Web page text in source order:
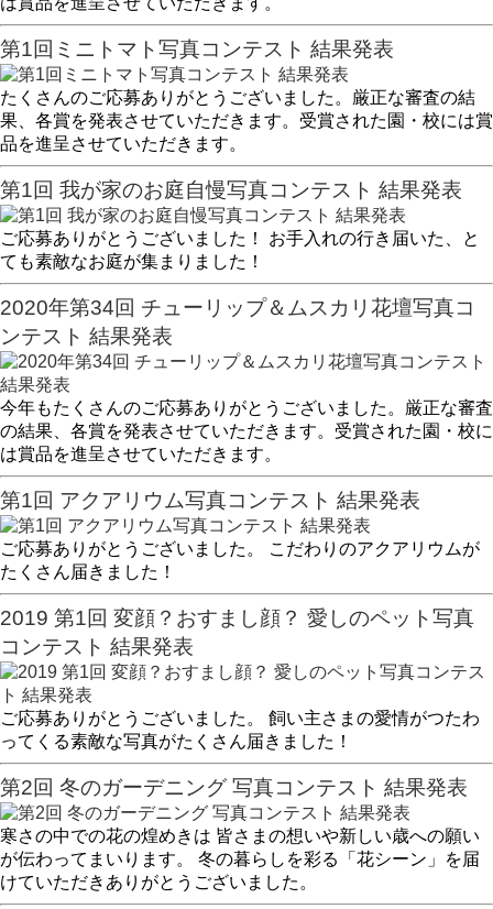
第1回ミニトマト写真コンテスト 結果発表
たくさんのご応募ありがとうございました。厳正な審査の結
果、各賞を発表させていただきます。受賞された園・校には賞
品を進呈させていただきます。
第1回 我が家のお庭自慢写真コンテスト 結果発表
ご応募ありがとうございました！ お手入れの行き届いた、と
ても素敵なお庭が集まりました！
2020年第34回 チューリップ＆ムスカリ花壇写真コ
ンテスト 結果発表
今年もたくさんのご応募ありがとうございました。厳正な審査
の結果、各賞を発表させていただきます。受賞された園・校に
は賞品を進呈させていただきます。
第1回 アクアリウム写真コンテスト 結果発表
ご応募ありがとうございました。 こだわりのアクアリウムが
たくさん届きました！
2019 第1回 変顔？おすまし顔？ 愛しのペット写真
コンテスト 結果発表
ご応募ありがとうございました。 飼い主さまの愛情がつたわ
ってくる素敵な写真がたくさん届きました！
第2回 冬のガーデニング 写真コンテスト 結果発表
寒さの中での花の煌めきは 皆さまの想いや新しい歳への願い
が伝わってまいります。 冬の暮らしを彩る「花シーン」を届
けていただきありがとうございました。